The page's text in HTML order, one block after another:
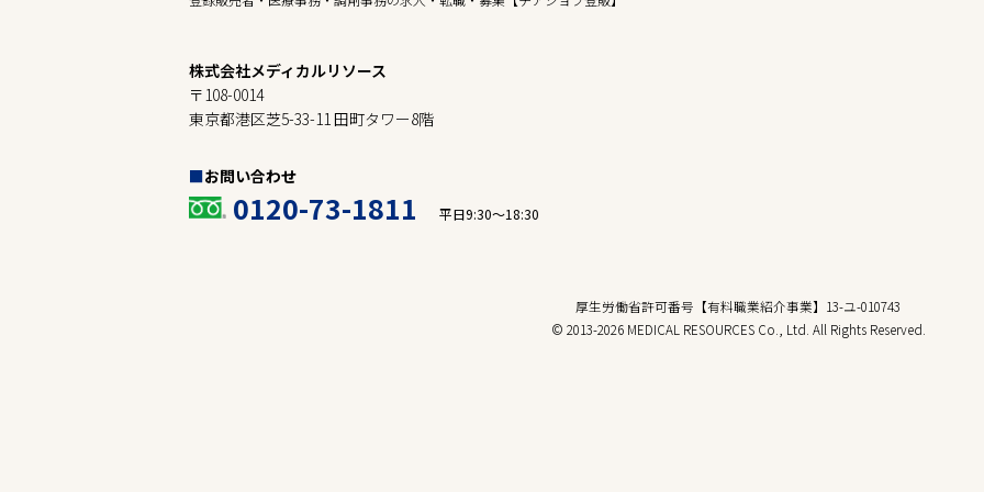
株式会社メディカルリソース
〒108-0014
東京都港区芝5-33-11 田町タワー8階
お問い合わせ
0120-73-1811 平日9:30〜18:30
厚生労働省許可番号【有料職業紹介事業】13-ユ-010743
© 2013-2026 MEDICAL RESOURCES Co., Ltd. All Rights Reserved.